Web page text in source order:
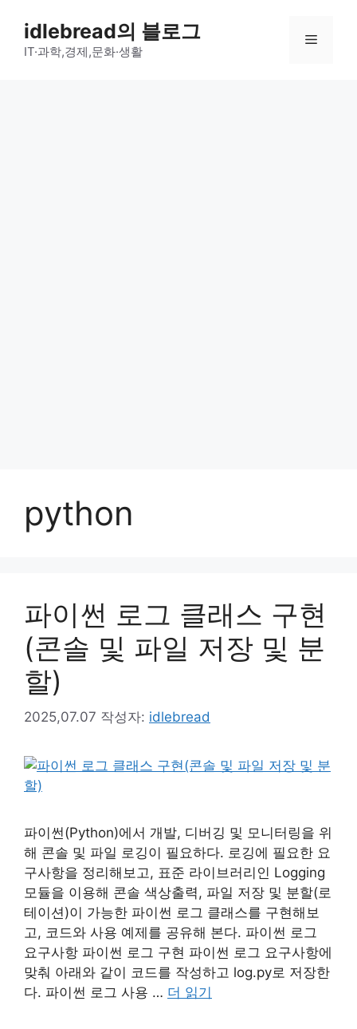
idlebread의 블로그
IT·과학,경제,문화·생활
메
python
파이썬 로그 클래스 구현
(콘솔 및 파일 저장 및 분
할)
2025,07.07 작성자: idlebread
파이썬(Python)에서 개발, 디버깅 및 모니터링을 위
해 콘솔 및 파일 로깅이 필요하다. 로깅에 필요한 요
구사항을 정리해보고, 표준 라이브러리인 Logging
모듈을 이용해 콘솔 색상출력, 파일 저장 및 분할(로
테이션)이 가능한 파이썬 로그 클래스를 구현해보
고, 코드와 사용 예제를 공유해 본다. 파이썬 로그
요구사항 파이썬 로그 구현 파이썬 로그 요구사항에
맞춰 아래와 같이 코드를 작성하고 log.py로 저장한
다. 파이썬 로그 사용 … 더 읽기